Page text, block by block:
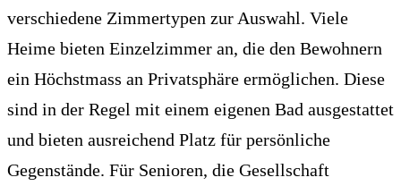
verschiedene Zimmertypen zur Auswahl. Viele
Heime bieten Einzelzimmer an, die den Bewohnern
ein Höchstmass an Privatsphäre ermöglichen. Diese
sind in der Regel mit einem eigenen Bad ausgestattet
und bieten ausreichend Platz für persönliche
Gegenstände. Für Senioren, die Gesellschaft